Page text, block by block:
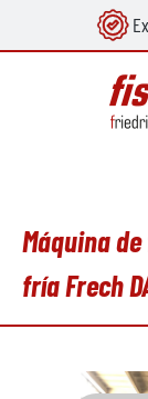
principal
Máquina
fría Frech
Omitir galería de